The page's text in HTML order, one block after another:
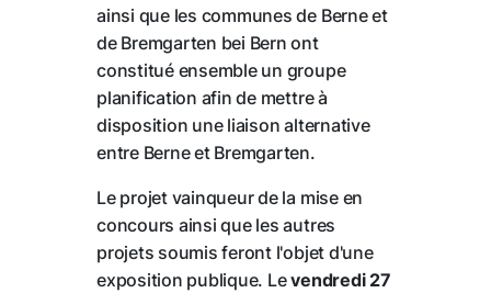
ainsi que les communes de Berne et
de Bremgarten bei Bern ont
constitué ensemble un groupe
planification afin de mettre à
disposition une liaison alternative
entre Berne et Bremgarten.
Le projet vainqueur de la mise en
concours ainsi que les autres
projets soumis feront l'objet d'une
exposition publique. Levendredi 27